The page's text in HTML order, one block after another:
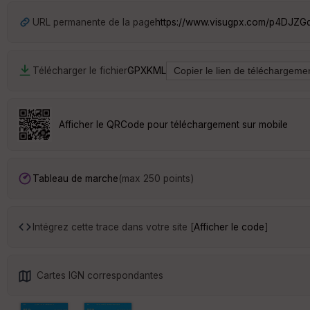
URL permanente de la pagehttps://www.visugpx.com/
Télécharger le fichierGPXKML
Afficher le QRCode pour téléchargement sur mobile
Tableau de marche(max 250 points)
Intégrez cette trace dans votre site [Afficher le code]
Cartes IGN correspondantes